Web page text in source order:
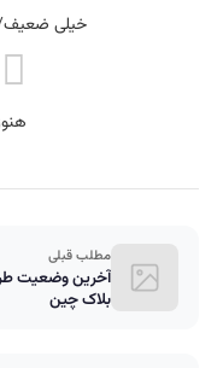
خیلی
مطلب قبلی
آخرین وضعیت
بلاک‌ چین